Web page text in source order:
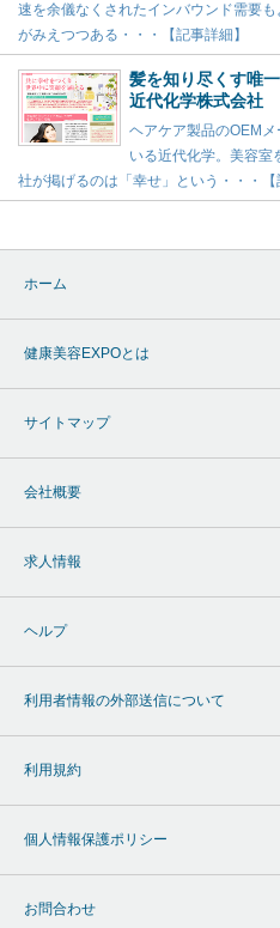
速を余儀なくされたインバウンド需要
がみえつつある・・・【記事詳細】
髪を知り尽くす唯
近代化学株式会社
ヘアケア製品のOEM
いる近代化学。美容室
社が掲げるのは「幸せ」という・・・【
ホーム
健康美容EXPOとは
サイトマップ
会社概要
求人情報
ヘルプ
利用者情報の外部送信について
利用規約
個人情報保護ポリシー
お問合わせ